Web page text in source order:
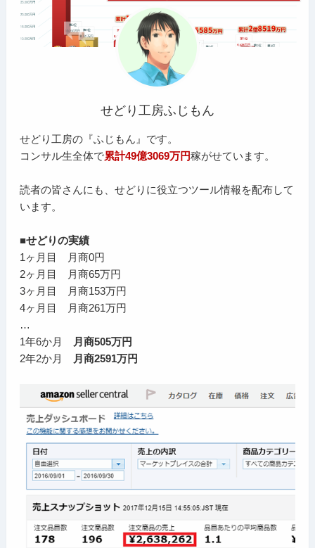
せどり工房ふじもん
せどり工房の『ふじもん』です。
コンサル生全体で累計49億3069万円稼がせています。
読者の皆さんにも、せどりに役立つツール情報を配布して
います。
■せどりの実績
1ヶ月目 月商0円
2ヶ月目 月商65万円
3ヶ月目 月商153万円
4ヶ月目 月商261万円
…
1年6か月
月商505万円
2年2か月
月商2591万円